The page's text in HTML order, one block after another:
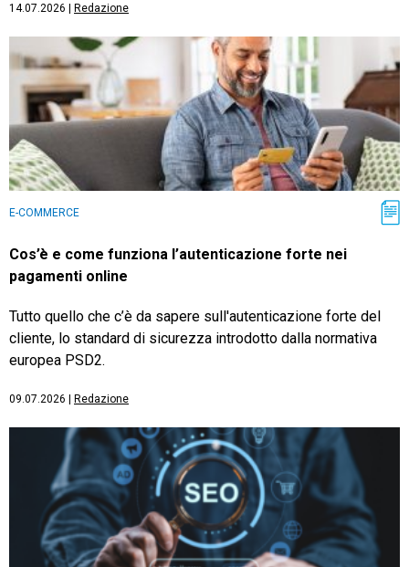
14.07.2026 Redazione
E-COMMERCE
Cos’è e come funziona l’autenticazione forte nei
pagamenti online
Tutto quello che c’è da sapere sull'autenticazione forte del
cliente, lo standard di sicurezza introdotto dalla normativa
europea PSD2.
09.07.2026 Redazione